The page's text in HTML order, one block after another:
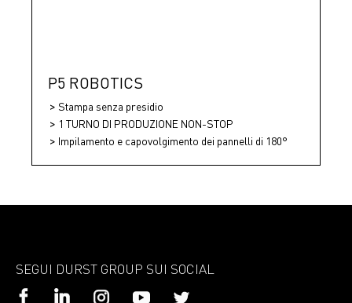
P5 ROBOTICS
Stampa senza presidio
1 TURNO DI PRODUZIONE NON-STOP
Impilamento e capovolgimento dei pannelli di 180°
SEGUI DURST GROUP SUI SOCIAL